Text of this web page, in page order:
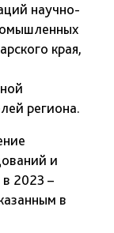
научно-
края,
региона.
и
2023 –
в